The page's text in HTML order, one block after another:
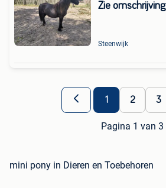
Zie omschrijving
Steenwijk
1 2 3
Pagina 1 van 3
mini pony in Dieren en Toebehoren